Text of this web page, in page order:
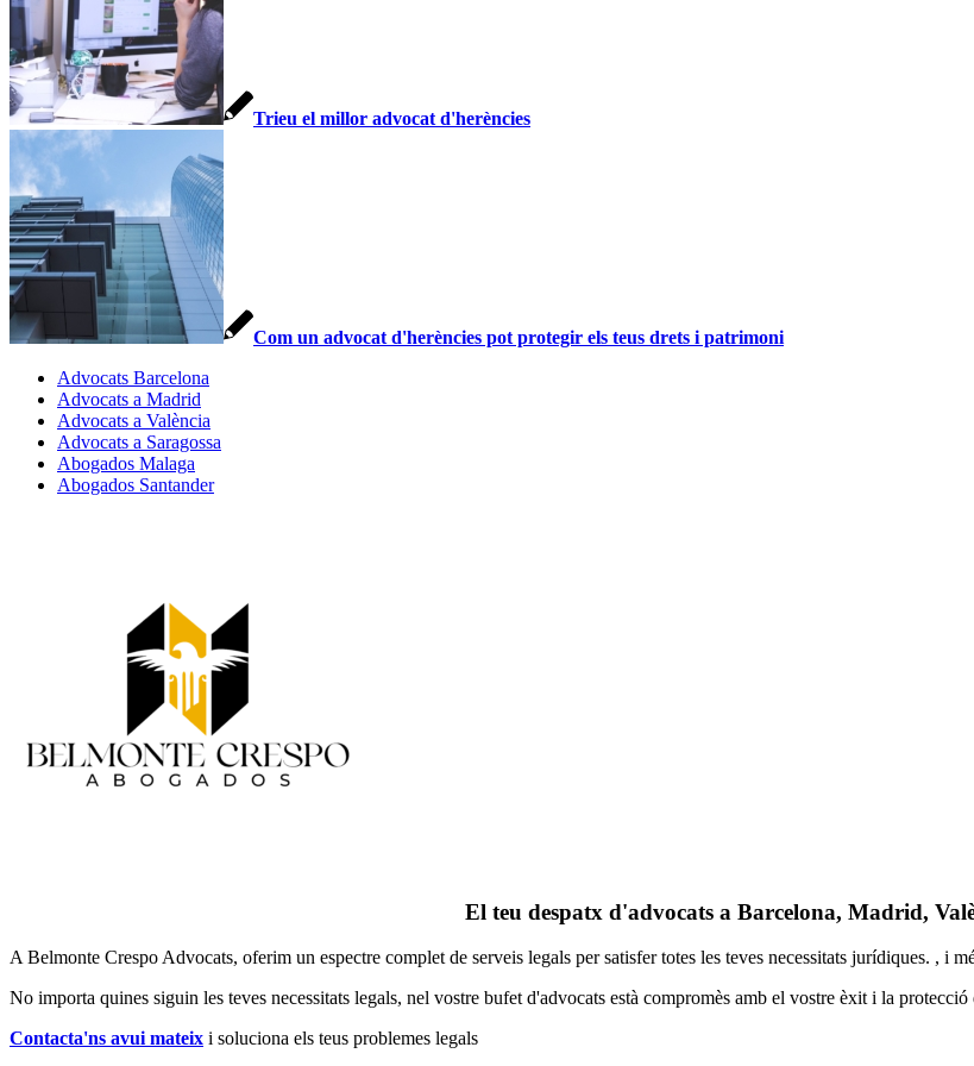
Trieu el millor advocat d'herències
Com un advocat d'herències pot protegir els teus drets i patrimoni
Advocats Barcelona
Advocats a Madrid
Advocats a València
Advocats a Saragossa
Abogados Malaga
Abogados Santander
El teu despatx d'advocats a Barcelona, Madrid,
A Belmonte Crespo Advocats, oferim un espectre complet de serveis legals per satisfer totes les teves necessitats jurídiques. , i
No importa quines siguin les teves necessitats legals, nel vostre bufet d'advocats està compromès amb el vostre èxit i la protecció
Contacta'ns avui mateix i soluciona els teus problemes legals